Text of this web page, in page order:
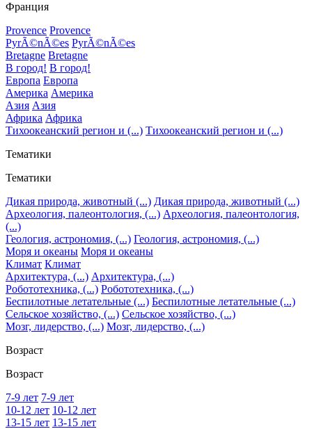
Франция
Provence Provence
PyrÃ©nÃ©es PyrÃ©nÃ©es
Bretagne Bretagne
В город! В город!
Европа Европа
Америка Америка
Азия Азия
Африка Африка
Тихоокеанский регион и (...) Тихоокеанский регион и (...)
Тематики
Тематики
Дикая природа, животный (...) Дикая природа, животный (...)
Археология, палеонтология, (...) Археология, палеонтология,
(...)
Геология, астрономия, (...) Геология, астрономия, (...)
Моря и океаны Моря и океаны
Климат Климат
Архитектура, (...) Архитектура, (...)
Робототехника, (...) Робототехника, (...)
Беспилотные летательные (...) Беспилотные летательные (...)
Сельское хозяйство, (...) Сельское хозяйство, (...)
Мозг, лидерство, (...) Мозг, лидерство, (...)
Возраст
Возраст
7-9 лет 7-9 лет
10-12 лет 10-12 лет
13-15 лет 13-15 лет